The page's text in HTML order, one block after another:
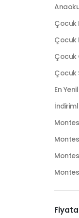
Çocuk
Çocuk
Çocuk
Çocuk
En